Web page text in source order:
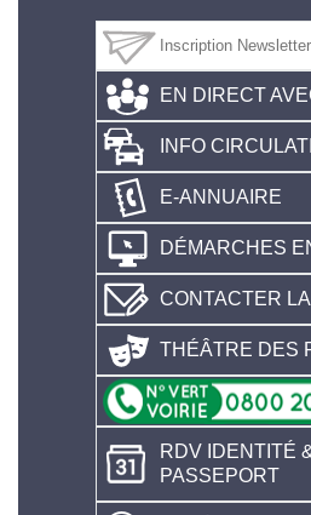
EN DIRECT
INFO
E-ANNUAIRE
DÉMARCHES
CONTACTER
THÉÂTRE DES
RDV IDENTITÉ
PASSEPORT